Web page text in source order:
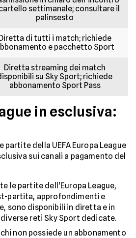
settimanale; consultare il
palinsesto
di tutti i match; richiede
e pacchetto Sport
Diretta streaming dei match
su Sky Sport; richiede
abbonamento Sport Pass
in esclusiva:
della UEFA Europa League
sui canali a pagamento del
le partite dell'Europa League,
partita, approfondimenti e
sono disponibili in diretta e in
reti Sky Sport dedicate.
non possiede un abbonamento